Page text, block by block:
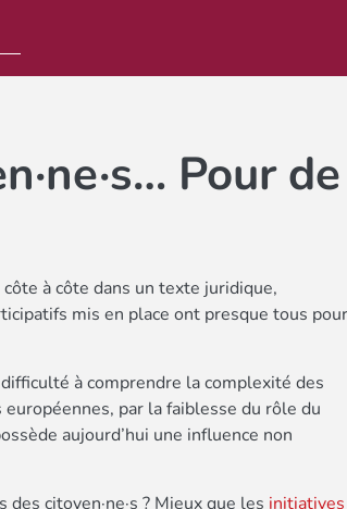
Pour de
à côte dans un texte juridique,
mis en place ont presque tous pour
à comprendre la complexité des
par la faiblesse du rôle du
aujourd’hui une influence non
citoyen·ne·s ? Mieux que les initiatives